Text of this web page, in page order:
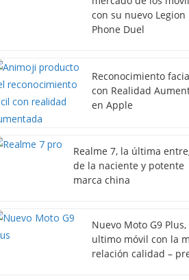
con su nuevo Legion
Phone Duel
Reconocimiento
con Realidad
en Apple
Realme 7, la última
de la naciente y potente
marca china
Nuevo Moto G9 Plus,
ultimo móvil con la
relación calidad –